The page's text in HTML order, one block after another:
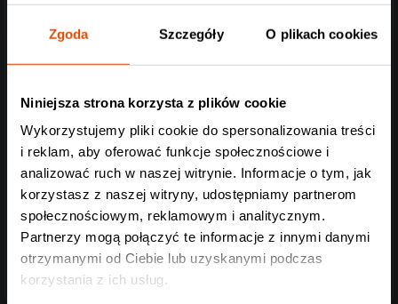
Zgoda Szczegóły O plikach cookies
Niniejsza strona korzysta z plików cookie
Wykorzystujemy pliki cookie do spersonalizowania treści
i reklam, aby oferować funkcje społecznościowe i
analizować ruch w naszej witrynie. Informacje o tym, jak
korzystasz z naszej witryny, udostępniamy partnerom
społecznościowym, reklamowym i analitycznym.
Partnerzy mogą połączyć te informacje z innymi danymi
otrzymanymi od Ciebie lub uzyskanymi podczas
korzystania z ich usług.